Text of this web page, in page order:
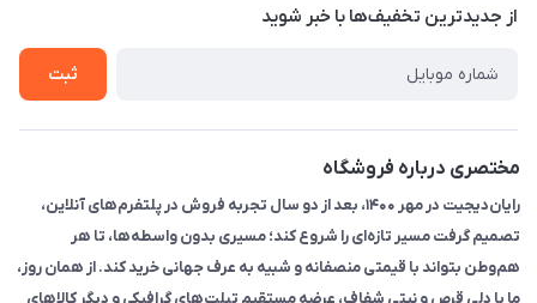
تماس با ما
راهنما
از جدید‌ترین تخفیف‌ها با‌ خبر شوید
ثبت
مختصری درباره فروشگاه
رایان‌دیجیت در مهر ۱۴۰۰، بعد از دو سال تجربه فروش در پلتفرم‌های آنلاین،
تصمیم گرفت مسیر تازه‌ای را شروع کند؛ مسیری بدون واسطه‌ها، تا هر
هم‌وطن بتواند با قیمتی منصفانه و شبیه به عرف جهانی خرید کند. از همان روز،